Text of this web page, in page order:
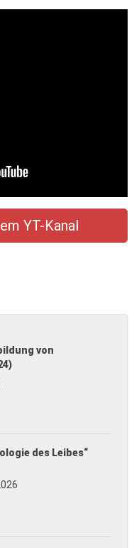
YT-Kanal
von
des Leibes“